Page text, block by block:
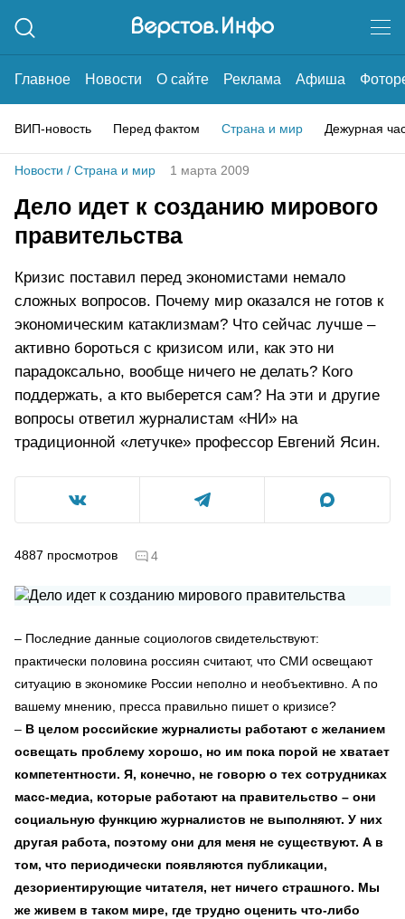
Главное Новости О сайте Реклама Афиша
ВИП-новость Перед фактом Страна и мир Дежурная
Новости / Страна и мир 1 марта 2009
Дело идет к созданию мирового
правительства
Кризис поставил перед экономистами немало
сложных вопросов. Почему мир оказался не готов к
экономическим катаклизмам? Что сейчас лучше –
активно бороться с кризисом или, как это ни
парадоксально, вообще ничего не делать? Кого
поддержать, а кто выберется сам? На эти и другие
вопросы ответил журналистам «НИ» на
традиционной «летучке» профессор Евгений Ясин.
4887 просмотров 4
– Последние данные социологов свидетельствуют:
практически половина россиян считают, что СМИ освещают
ситуацию в экономике России неполно и необъективно. А по
вашему мнению, пресса правильно пишет о кризисе?
– В целом российские журналисты работают с желанием
освещать проблему хорошо, но им пока порой не хватает
компетентности. Я, конечно, не говорю о тех сотрудниках
масс-медиа, которые работают на правительство – они
социальную функцию журналистов не выполняют. У них
другая работа, поэтому они для меня не существуют. А в
том, что периодически появляются публикации,
дезориентирующие читателя, нет ничего страшного. Мы
же живем в таком мире, где трудно оценить что-либо